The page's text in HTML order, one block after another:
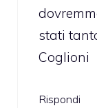
stati
Coglioni
Rispondi